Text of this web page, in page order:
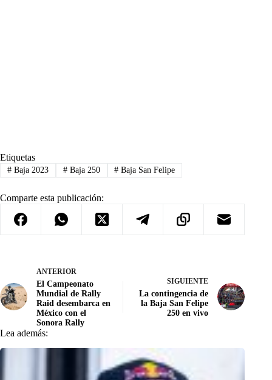
Etiquetas
#Baja 2023 #Baja 250 # Baja San Felipe
Comparte esta publicación:
ANTERIOR
El Campeonato
Mundial de Rally
Raid desembarca en
México con el
Sonora Rally
SIGUIENTE
La contingencia de
la Baja San Felipe
250 en vivo
Lea además: